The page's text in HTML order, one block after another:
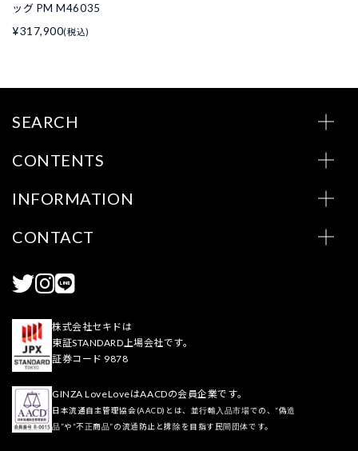
ッグ PM M46035
¥317,900(税込)
SEARCH
CONTENTS
INFORMATION
CONTACT
株式会社セキドは
東証STANDARD上場会社です。
証券コード 9878
GINZA LoveLoveはAACDの会員企業です。
日本流通自主管理協会(AACD)とは、並行輸入品市場での、“偽造
品”や“不正商品”の流通防止と排除を目指す民間団体です。